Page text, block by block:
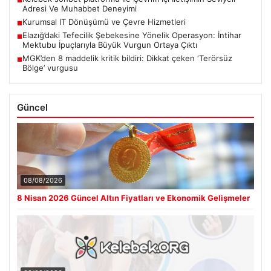
Adresi Ve Muhabbet Deneyimi
■Kurumsal IT Dönüşümü ve Çevre Hizmetleri
■Elazığ’daki Tefecilik Şebekesine Yönelik Operasyon: İntihar
Mektubu İpuçlarıyla Büyük Vurgun Ortaya Çıktı
■MGK’den 8 maddelik kritik bildiri: Dikkat çeken ‘Terörsüz
Bölge’ vurgusu
Güncel
08/08/2026
8 Nisan 2026 Güncel Altın Fiyatları ve Ekonomik Gelişmeler